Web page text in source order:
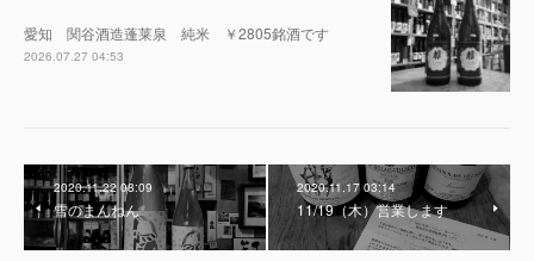
愛知 関谷酒造蓬莱泉 純米 ￥2805銘酒です
2026.07.27 04:53
2020.11.22 08:09
雪のまんねん
2020.11.17 03:14
11/19（木）営業します